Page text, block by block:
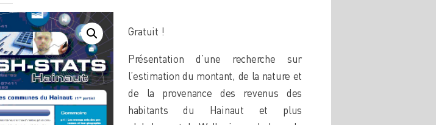
Gratuit !
Présentation d’une recherche sur
l’estimation du montant, de la nature et
de la provenance des revenus des
habitants du Hainaut et plus